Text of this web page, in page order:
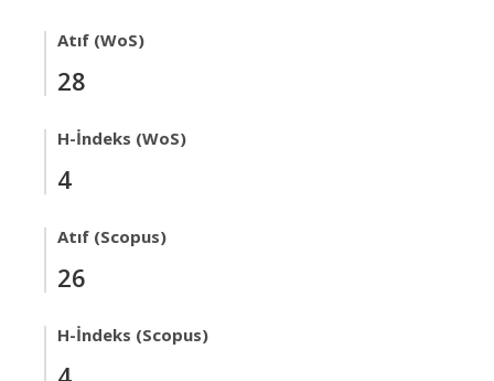
Atıf (WoS)
28
H-İndeks (WoS)
4
Atıf (Scopus)
26
H-İndeks (Scopus)